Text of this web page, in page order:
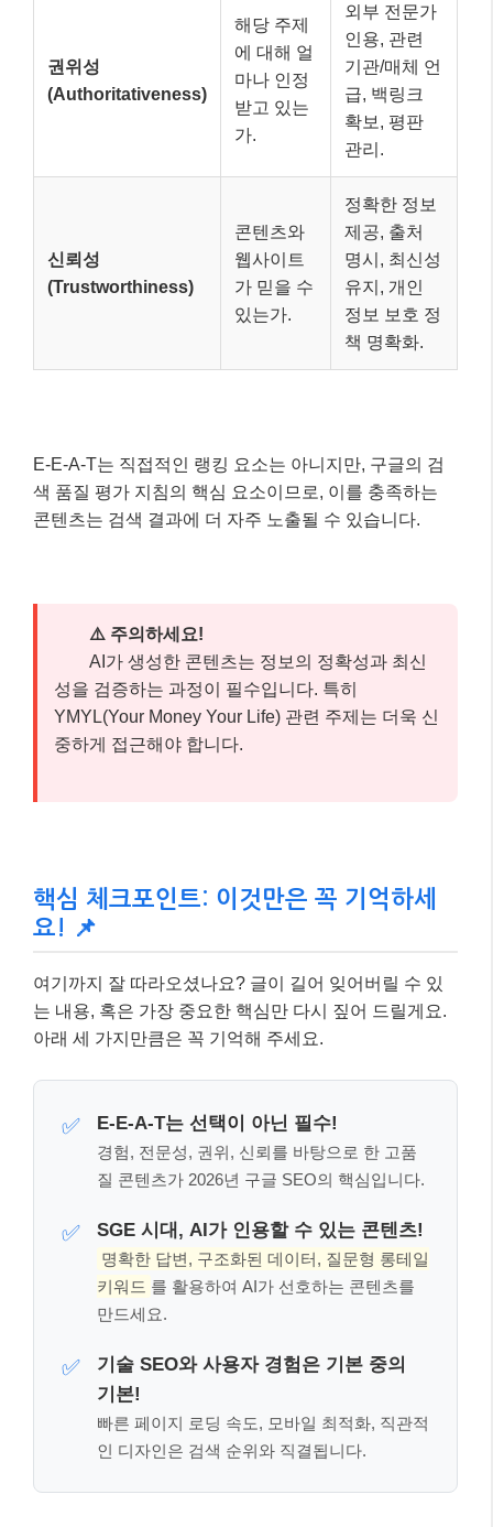
권위성
(Authoritativeness)
해당 주제
에 대해 얼
마나 인정
받고 있는
가.
외부 전문가
인용, 관련
기관/매체 언
급, 백링크
확보, 평판
관리.
신뢰성
(Trustworthiness)
콘텐츠와
웹사이트
가 믿을 수
있는가.
정확한 정보
제공, 출처
명시, 최신성
유지, 개인
정보 보호 정
책 명확화.
색 품질 평가 지침의 핵심 요소이므로, 이를 충족하는
AI가 생성한 콘텐츠는 정보의 정확성과 최신
성을 검증하는 과정이 필수입니다. 특히
YMYL(Your Money Your Life) 관련 주제는 더욱 신
핵심 체크포인트: 이것만은 꼭 기억하세
요! 📌
여기까지 잘 따라오셨나요? 글이 길어 잊어버릴 수 있
는 내용, 혹은 가장 중요한 핵심만 다시 짚어 드릴게요.
아래 세 가지만큼은 꼭 기억해 주세요.
E-E-A-T는 선택이 아닌 필수!
질 콘텐츠가 2026년 구글 SEO의 핵심입니다.